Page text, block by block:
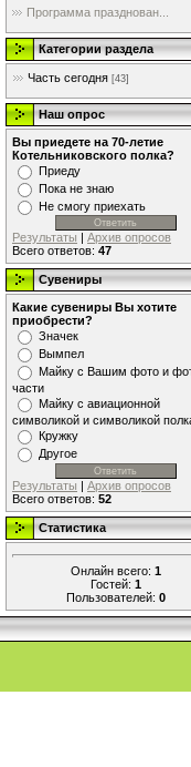
Программа празднован...
Категории раздела
Часть сегодня [43]
Наш опрос
Вы приедете на 70-летие
Котельниковского полка?
Приеду
Пока не знаю
Не смогу приехать
Результаты | Архив опросов
Всего ответов: 47
Сувениры
Какие сувениры Вы хотите
приобрести?
Значек
Вымпел
Майку с Вашим фото и
части
Майку с авиационной
символикой и символикой
Кружку
Другое
Результаты | Архив опросов
Всего ответов: 52
Статистика
Онлайн всего: 1
Гостей: 1
Пользователей: 0